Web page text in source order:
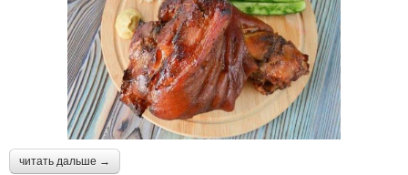
читать дальше →